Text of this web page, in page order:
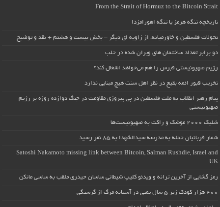
From the Strait of Hormuz to the Bitcoin Strait
تاریخچه تنگه هرمز یا تنگه اهورامزدا
تحولات فلسطین و خاورمیانه، از زاویه ای دیگر – بخش بیست و هشتم + نقد و توضیح
دو برابر تعداد ساختمان های ویران شده در حلب
رژیم صهیونیستی قبرس را هم می‌خواهد اشغال کند؟
تخریب قبور ائمه بقیع در نظر اهل سنت هیچ مبنایی ندارد
پیام رهبر انقلاب به ملت فلسطین در پی پیروزی مقاومت در جنگ دوازده روزه بر رژیم
صهیونیستی
شلیک ۲۰۰۰ موشک و راکت به صهیونیست‌ها
شمار قربانیان حمله به مدرسه سیدالشهدا به ۸۵ نفر رسید
Satoshi Nakamoto missing link between Bitcoin, Salman Rushdie, Israel and
UK
رمز گشایی از آخرین ترانه و ویدئو کلیپ شیطانی ساسان حیدری ملقب به ساسی مانکن
۴۰۰ هزار کودک زیر ۵ سال یمنی در آستانه مرگ از گرسنگی